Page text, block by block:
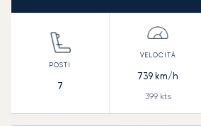
7
739 km/h
399kts